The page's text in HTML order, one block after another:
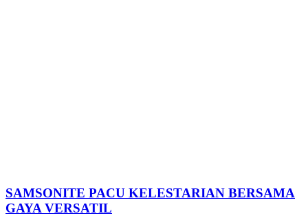
SAMSONITE PACU KELESTARIAN BERSAMA
GAYA VERSATIL